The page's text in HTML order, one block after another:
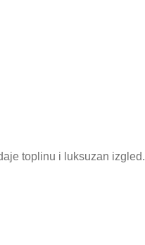
toplinu i luksuzan izgled.